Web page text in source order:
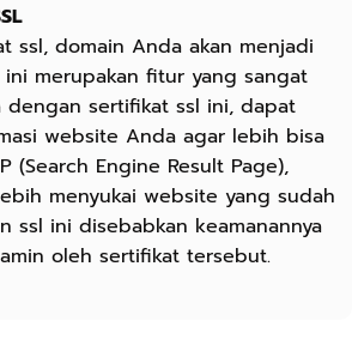
ssl, domain Anda akan menjadi
merupakan fitur yang sangat
dengan sertifikat ssl ini, dapat
website Anda agar lebih bisa
(Search Engine Result Page),
menyukai website yang sudah
ssl ini disebabkan keamanannya
oleh sertifikat tersebut.